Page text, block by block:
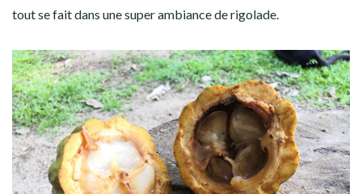
tout se fait dans une super ambiance de rigolade.